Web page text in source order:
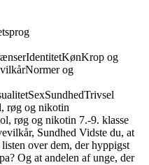
IdentitetKønKrop og
Normer og
SexSundhedTrivsel
røg og nikotin
røg og nikotin 7.-9. klasse
Sundhed Vidste du, at
over dem, der hyppigst
Og at andelen af unge, der